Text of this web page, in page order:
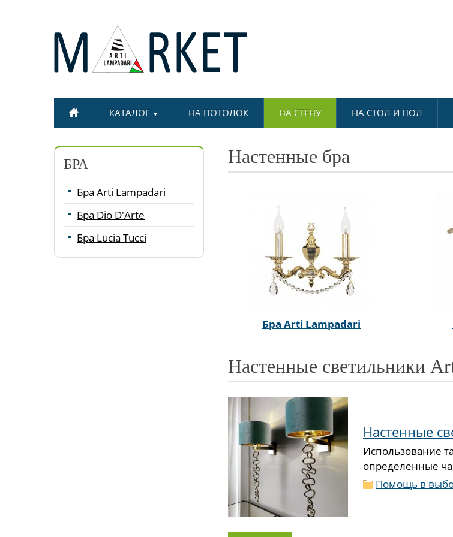
КАТАЛОГ ▼ НА ПОТОЛОК НА СТЕНУ НА СТОЛ И ПОЛ
БРА
Бра Arti Lampadari
Бра Dio D'Arte
Бра Lucia Tucci
Настенные бра
Бра Arti Lampadari
Настенные светильники
Настенные
Использование
определенные
Помощь в